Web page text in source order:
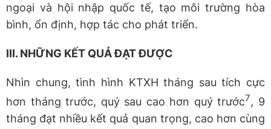
ngoại và hội nhập quốc tế, tạo môi trường hòa
bình, ổn định, hợp tác cho phát triển.
III. NHỮNG KẾT QUẢ ĐẠT ĐƯỢC
Nhìn chung, tình hình KTXH tháng sau tích cực
hơn tháng trước, quý sau cao hơn quý trước7, 9
tháng đạt nhiều kết quả quan trọng, cao hơn cùng